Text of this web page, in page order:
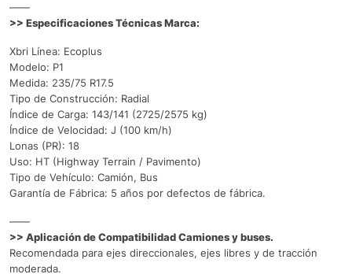
——
>> Especificaciones Técnicas Marca:
Xbri Línea: Ecoplus
Modelo: P1
Medida: 235/75 R17.5
Tipo de Construcción: Radial
Índice de Carga: 143/141 (2725/2575 kg)
Índice de Velocidad: J (100 km/h)
Lonas (PR): 18
Uso: HT (Highway Terrain / Pavimento)
Tipo de Vehículo: Camión, Bus
Garantía de Fábrica: 5 años por defectos de fábrica.
——
>> Aplicación de Compatibilidad Camiones y buses.
Recomendada para ejes direccionales, ejes libres y de tracción
moderada.